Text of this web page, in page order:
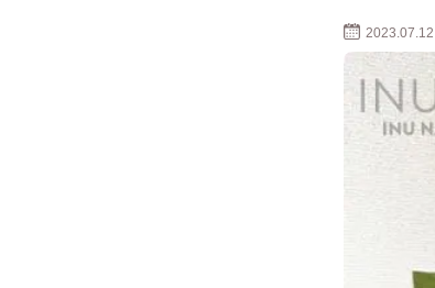
2023.07.12